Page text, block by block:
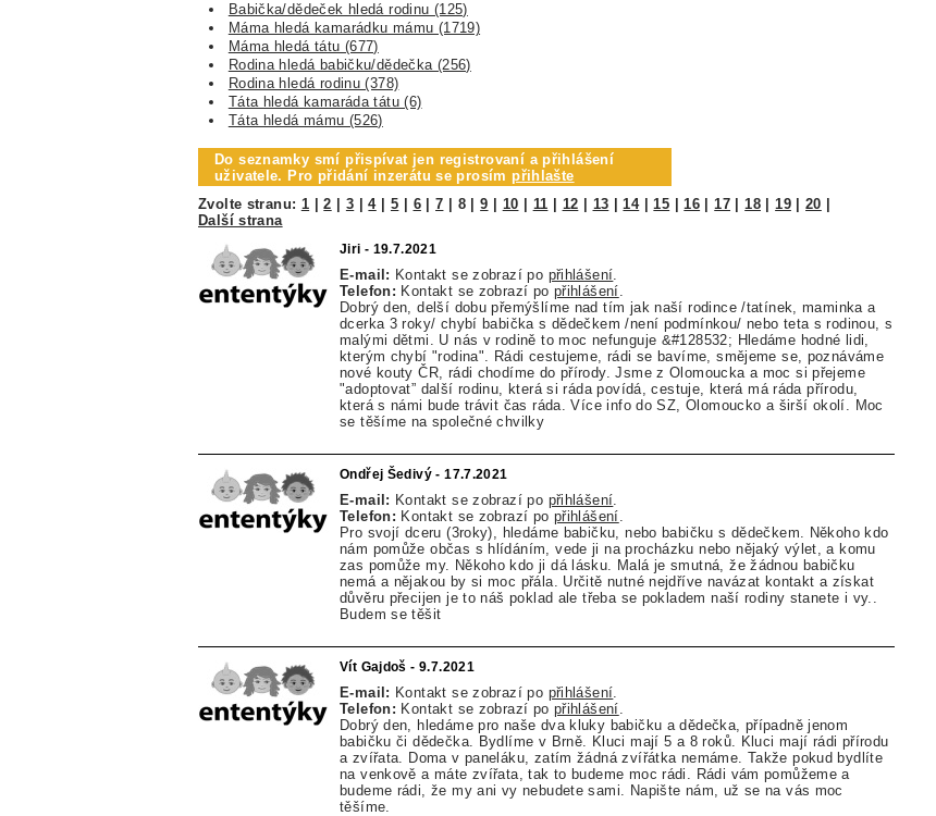
Babička/dědeček hledá rodinu (125)
Máma hledá kamarádku mámu (1719)
Máma hledá tátu (677)
Rodina hledá babičku/dědečka (256)
Rodina hledá rodinu (378)
Táta hledá kamaráda tátu (6)
Táta hledá mámu (526)
Do seznamky smí přispívat jen registrovaní a přihlášení
uživatele. Pro přidání inzerátu se prosímpřihlašte
Zvolte stranu: 1 |2 3 |4| 5 6|7 8|9 10 11 12 13 |14|15 |16 |17 |18|19|20
Další strana
Jiri - 19.7.2021
E-mail: Kontakt se zobrazí po přihlášení
Telefon: Kontakt se zobrazí po přihlášení
Dobrý den, delší dobu přemýšlíme nad tím jak naší rodince /tatínek, maminka a
dcerka 3 roky/ chybí babička s dědečkem /není podmínkou/ nebo teta s rodinou, s
malými dětmi. U nás v rodině to moc nefunguje &#128532; Hledáme hodné lidi,
kterým chybí "rodina". Rádi cestujeme, rádi se bavíme, smějeme se, poznáváme
nové kouty ČR, rádi chodíme do přírody. Jsme z Olomoucka a moc si přejeme
"adoptovat” další rodinu, která si ráda povídá, cestuje, která má ráda přírodu,
která s námi bude trávit čas ráda. Více info do SZ, Olomoucko a širší okolí. Moc
se těšíme na společné chvilky
Ondřej Šedivý - 17.7.2021
E-mail: Kontakt se zobrazí po přihlášení
Telefon: Kontakt se zobrazí po přihlášení
Pro svojí dceru (3roky), hledáme babičku, nebo babičku s dědečkem. Někoho kdo
nám pomůže občas s hlídáním, vede ji na procházku nebo nějaký výlet, a komu
zas pomůže my. Někoho kdo ji dá lásku. Malá je smutná, že žádnou babičku
nemá a nějakou by si moc přála. Určitě nutné nejdříve navázat kontakt a získat
důvěru přecijen je to náš poklad ale třeba se pokladem naší rodiny stanete i vy..
Budem se těšit
Vít Gajdoš - 9.7.2021
E-mail: Kontakt se zobrazí po přihlášení
Telefon: Kontakt se zobrazí po přihlášení
Dobrý den, hledáme pro naše dva kluky babičku a dědečka, případně jenom
babičku či dědečka. Bydlíme v Brně. Kluci mají 5 a 8 roků. Kluci mají rádi přírodu
a zvířata. Doma v paneláku, zatím žádná zvířátka nemáme. Takže pokud bydlíte
na venkově a máte zvířata, tak to budeme moc rádi. Rádi vám pomůžeme a
budeme rádi, že my ani vy nebudete sami. Napište nám, už se na vás moc
těšíme.